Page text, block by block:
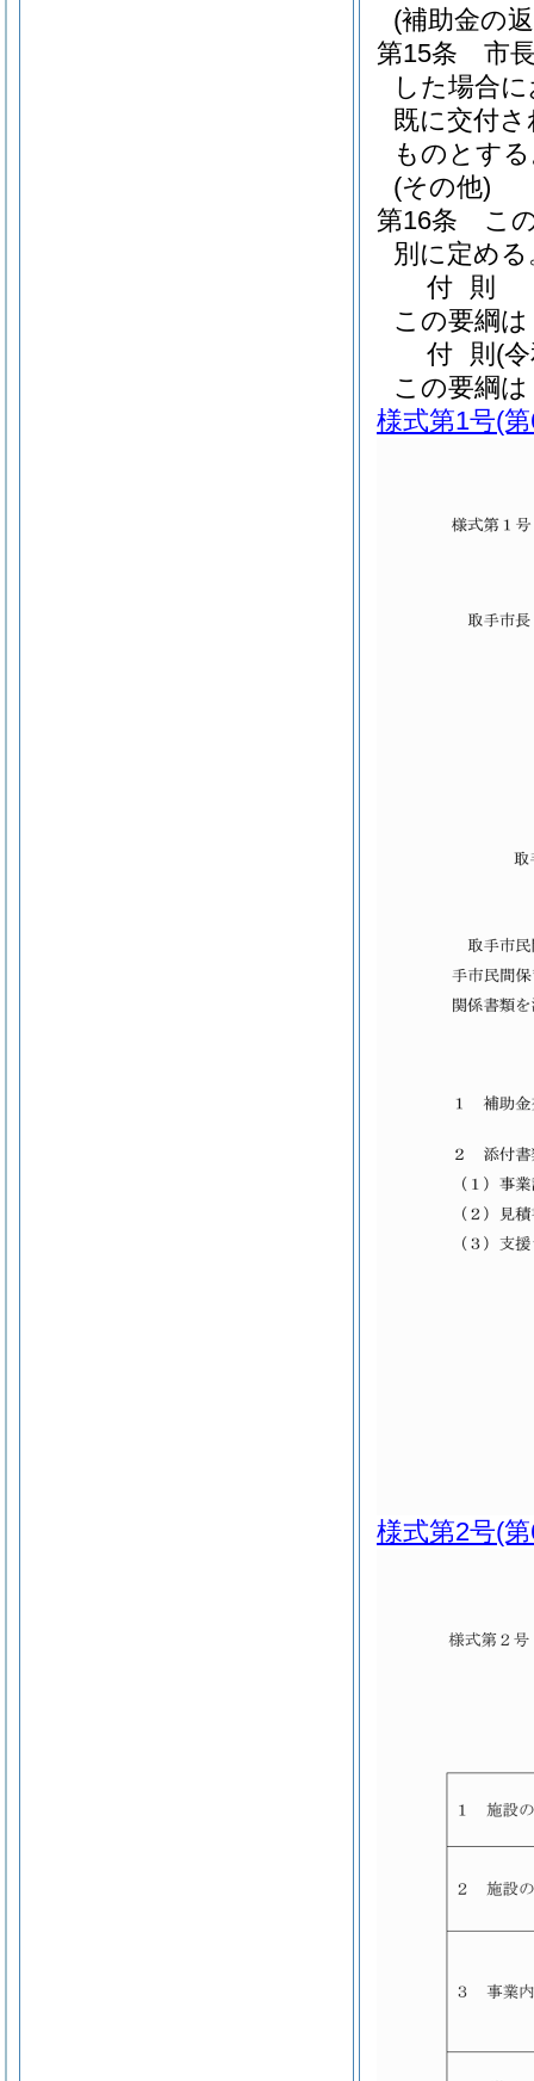
(補助金の
第15条
市
した場合
既に交付
ものとす
(その他)
第16条
こ
別に定める
付 則
この要綱
付 則 (
この要綱
様式第1号(
様式第2号(